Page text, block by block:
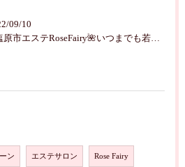
09/10
那須塩原市エステRoseFairy🌺いつまでも若々しく綺麗に💝
ン エステサロン Rose Fairy